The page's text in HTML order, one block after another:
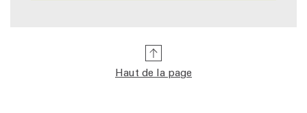
Haut de la page